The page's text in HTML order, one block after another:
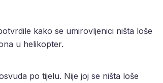
kako se umirovljenici ništa loše
u helikopter.
po tijelu. Nije joj se ništa loše